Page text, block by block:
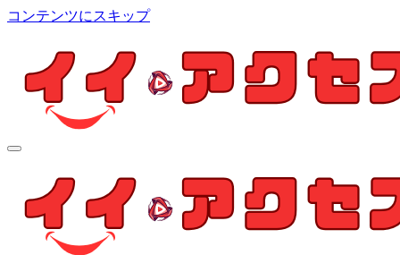
コンテンツにスキップ